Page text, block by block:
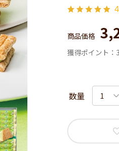
商品価格
獲得ポイント：
数量